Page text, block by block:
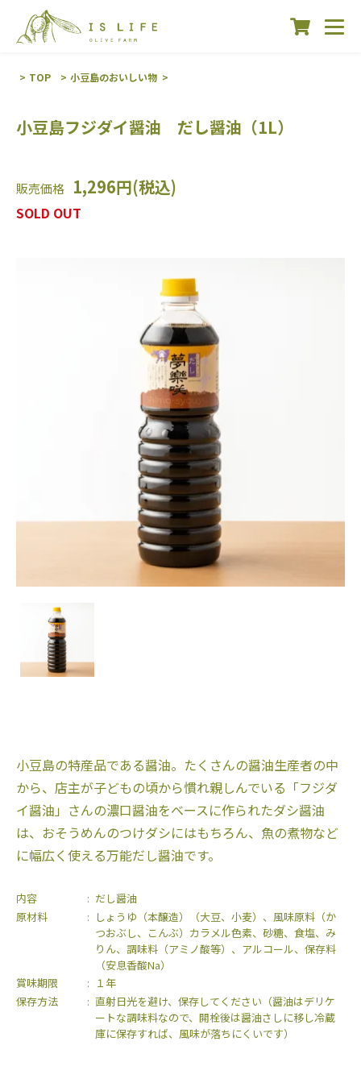
TOP 小豆島のおいしい物
小豆島フジダイ醤油 だし醤油（1L）
販売価格 1,296円(税込)
SOLD OUT
小豆島の特産品である醤油。たくさんの醤油生産者の中
から、店主が子どもの頃から慣れ親しんでいる「フジダ
イ醤油」さんの濃口醤油をベースに作られたダシ醤油
は、おそうめんのつけダシにはもちろん、魚の煮物など
に幅広く使える万能だし醤油です。
内容
だし醤油
原材料
しょうゆ（本醸造）（大豆、小麦）、風味原料（か
つおぶし、こんぶ）カラメル色素、砂糖、食塩、み
りん、調味料（アミノ酸等）、アルコール、保存料
（安息香酸Na）
賞味期限
１年
保存方法
直射日光を避け、保存してください（醤油はデリケ
ートな調味料なので、開栓後は醤油さしに移し冷蔵
庫に保存すれば、風味が落ちにくいです）